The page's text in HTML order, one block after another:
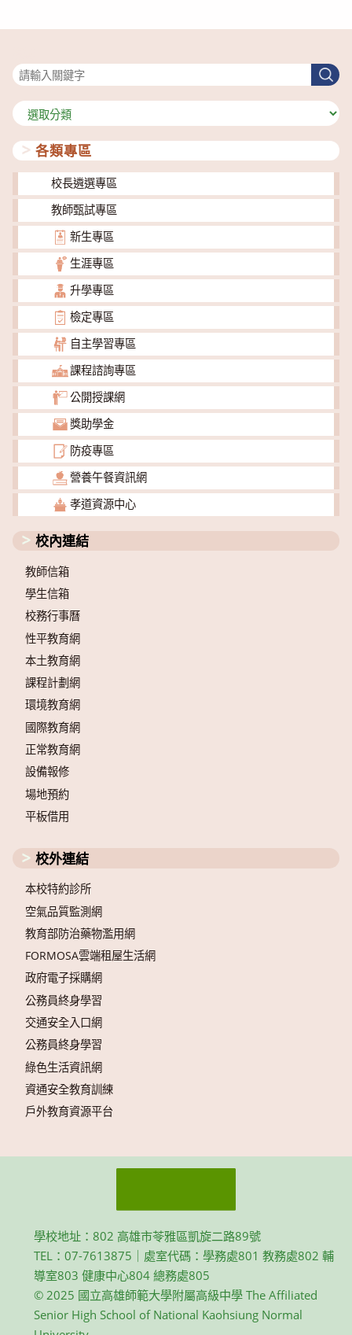
搜
尋
分
類
各類專區
校長遴選專區
教師甄試專區
新生專區
生涯專區
升學專區
檢定專區
自主學習專區
課程諮詢專區
公開授課網
獎助學金
防疫專區
營養午餐資訊網
孝道資源中心
校內連結
教師信箱
學生信箱
校務行事曆
性平教育網
本土教育網
課程計劃網
環境教育網
國際教育網
正常教育網
設備報修
場地預約
平板借用
校外連結
本校特約診所
空氣品質監測網
教育部防治藥物濫用網
FORMOSA雲端租屋生活網
政府電子採購網
公務員終身學習
交通安全入口網
公務員終身學習
綠色生活資訊網
資通安全教育訓練
戶外教育資源平台
學校地址：802 高雄市苓雅區凱旋二路89號
TEL：07-7613875｜處室代碼：學務處801 教務處802 輔
導室803 健康中心804 總務處805
© 2025 國立高雄師範大學附屬高級中學 The Affiliated
Senior High School of National Kaohsiung Normal